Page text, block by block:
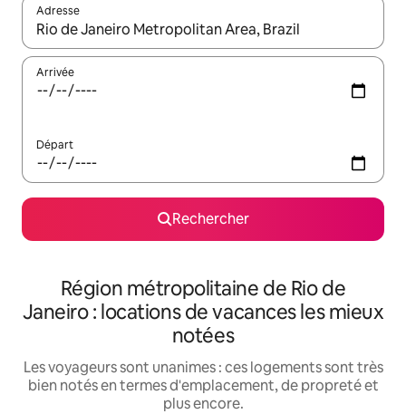
Adresse
Lorsque les résultats s'affichent, utilisez les flèches vers le
Arrivée
Départ
Rechercher
Région métropolitaine de Rio de
Janeiro : locations de vacances les mieux
notées
Les voyageurs sont unanimes : ces logements sont très
bien notés en termes d'emplacement, de propreté et
plus encore.